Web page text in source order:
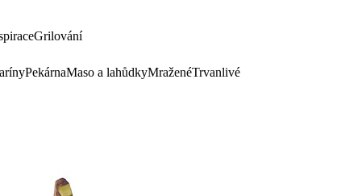
Grilování
PekárnaMaso a lahůdkyMraženéTrvanlivé